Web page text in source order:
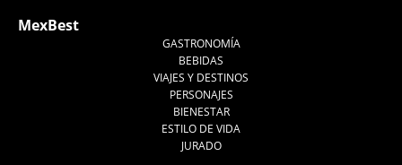
MexBest
GASTRONOMÍA
BEBIDAS
VIAJES Y DESTINOS
PERSONAJES
BIENESTAR
ESTILO DE VIDA
JURADO